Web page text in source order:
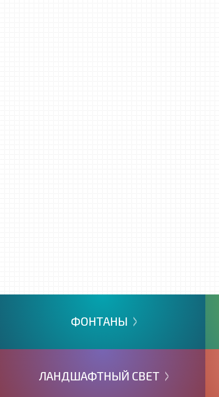
ФОНТАНЫ >
ЛАНДШАФТНЫЙ СВЕТ >